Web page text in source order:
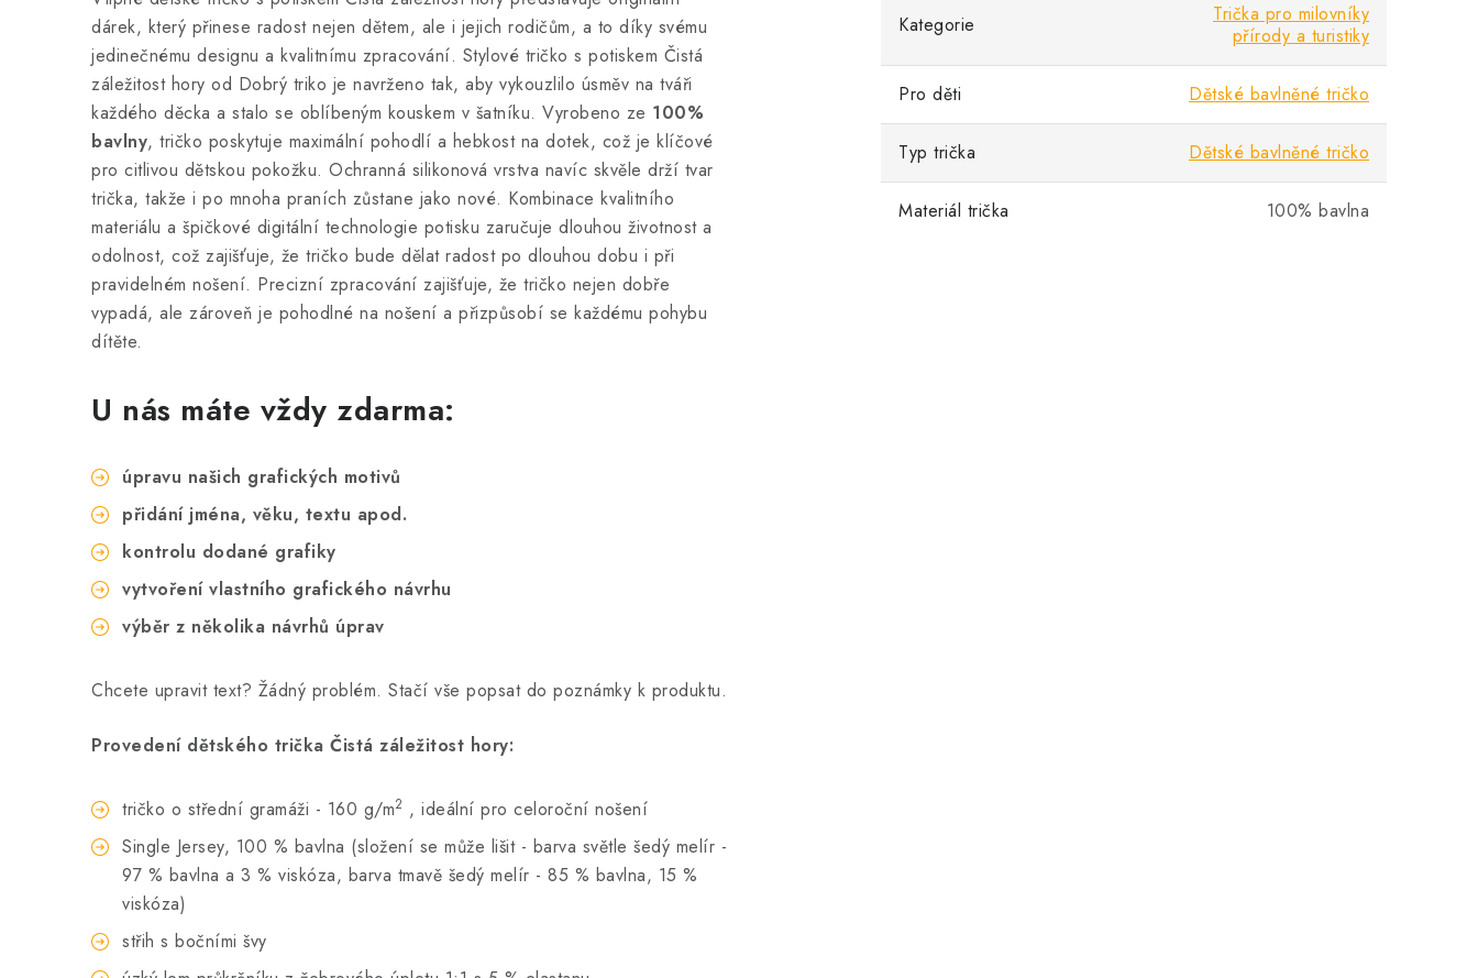
dárek, který přinese radost nejen dětem, ale i jejich rodičům, a to díky svému
jedinečnému designu a kvalitnímu zpracování. Stylové tričko s potiskem Čistá
záležitost hory od Dobrý triko je navrženo tak, aby vykouzlilo úsměv na tváři
každého děcka a stalo se oblíbeným kouskem v šatníku. Vyrobeno ze 100%
bavlny, tričko poskytuje maximální pohodlí a hebkost na dotek, což je klíčové
pro citlivou dětskou pokožku. Ochranná silikonová vrstva navíc skvěle drží tvar
trička, takže i po mnoha praních zůstane jako nové. Kombinace kvalitního
materiálu a špičkové digitální technologie potisku zaručuje dlouhou životnost a
odolnost, což zajišťuje, že tričko bude dělat radost po dlouhou dobu i při
pravidelném nošení. Precizní zpracování zajišťuje, že tričko nejen dobře
vypadá, ale zároveň je pohodlné na nošení a přizpůsobí se každému pohybu
dítěte.
U nás máte vždy zdarma:
úpravu našich grafických motivů
přidání jména, věku, textu apod.
kontrolu dodané grafiky
vytvoření vlastního grafického návrhu
výběr z několika návrhů úprav
Chcete upravit text? Žádný problém. Stačí vše popsat do poznámky k produktu.
Provedení dětského trička Čistá záležitost hory:
tričko o střední gramáži - 160 g/m2 , ideální pro celoroční nošení
Single Jersey, 100 % bavlna (složení se může lišit - barva světle šedý melír -
97 % bavlna a 3 % viskóza, barva tmavě šedý melír - 85 % bavlna, 15 %
viskóza)
střih s bočními švy
Kategorie
Trička pro milovníky
přírody a turistiky
Pro děti Dětské bavlněné tričko
Typ trička Dětské bavlněné tričko
Materiál trička 100% bavlna